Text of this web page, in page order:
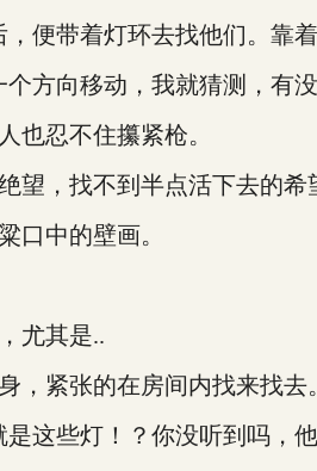
带着灯环去找他们。靠
向移动，我就猜测，有没
忍不住攥紧枪。
，找不到半点活下去的希
中的壁画。
尤其是..
紧张的在房间内找来找去。
些灯！？你没听到吗，